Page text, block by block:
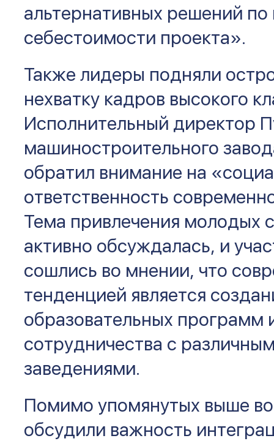
альтернативных решений
себестоимости проекта».
Также лидеры подняли
нехватку кадров высокого
Исполнительный директор
машиностроительного
обратил внимание на
ответственность
Тема привлечения молодых
активно обсуждалась, и
сошлись во мнении, что
тенденцией является
образовательных программ
сотрудничества с
заведениями.
Помимо упомянутых выше
обсудили важность